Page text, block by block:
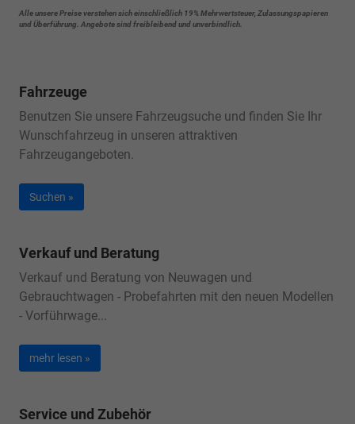
Alle unsere Preise verstehen sich einschließlich 19% Mehrwertsteuer, Zulassungspapieren
und Überführung. Angebote sind freibleibend und unverbindlich.
Fahrzeuge
Benutzen Sie unsere Fahrzeugsuche und finden Sie Ihr
Wunschfahrzeug in unseren attraktiven
Fahrzeugangeboten.
Suchen »
Verkauf und Beratung
Verkauf und Beratung von Neuwagen und
Gebrauchtwagen - Probefahrten mit den neuen Modellen
- Vorführwage...
mehr lesen »
Service und Zubehör